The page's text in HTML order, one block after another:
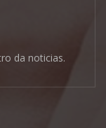
da noticias.